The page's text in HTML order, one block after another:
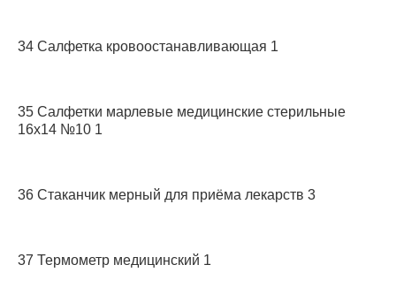
34 Салфетка кровоостанавливающая 1
35 Салфетки марлевые медицинские стерильные
16х14 №10 1
36 Стаканчик мерный для приёма лекарств 3
37 Термометр медицинский 1